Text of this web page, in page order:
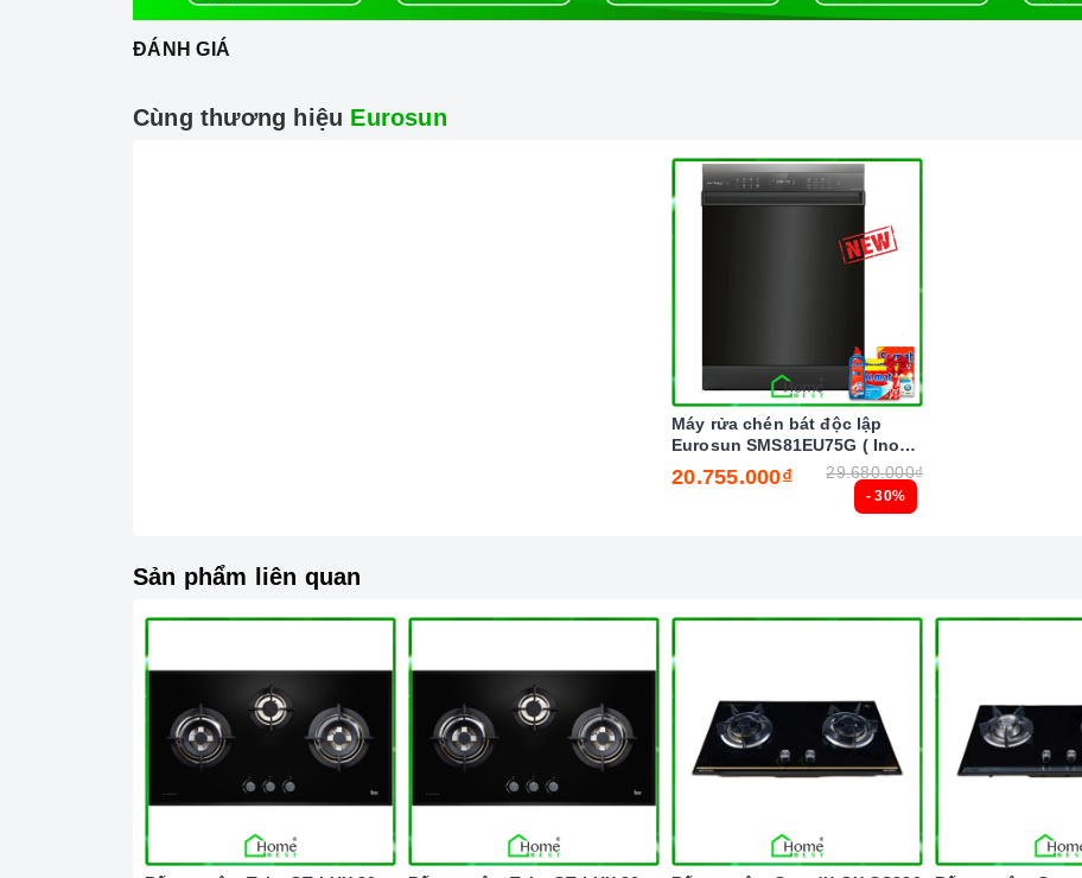
về chế độ vòng lửa nhỏ nhất với nhiệt lượng
thấp nhất. Giúp tiết kiệm gas giúp bạn tiết kiệm thời gian nấu và làm giảm lượng gas cần dùng.
Cảm ứng ngắt gas trên mặt bếp khi có sự cố xảy ra nhưng tràn nước, bếp
Chức năng ngắt gas tự động
2. Một số lưu ý khi sử dụng sản phẩm
Lưu ý khi chọn nồi nấu
ĐÁNH GIÁ
Cùng thương hiệu Eurosun
- 30%
Máy rửa chén bát độc lập
Eurosun SMS81EU75G ( Inox
BLACK ) Serial 7
20.755.000₫ 29.680.000₫
Sản phẩm liên quan